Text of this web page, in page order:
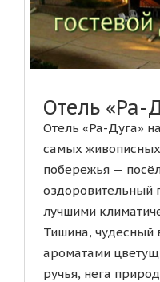
Отель «Ра-
Отель «Ра-Дуга»
самых
побережья —
оздоровительный
лучшими
Тишина, чудесный
ароматами
ручья, нега